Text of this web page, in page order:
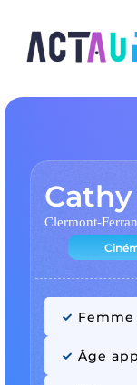
Clermont-
Femme
Âge